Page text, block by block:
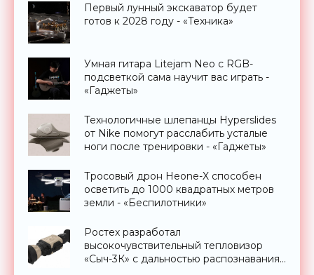
Первый лунный экскаватор будет
готов к 2028 году - «Техника»
Умная гитара Litejam Neo с RGB-
подсветкой сама научит вас играть -
«Гаджеты»
Технологичные шлепанцы Hyperslides
от Nike помогут расслабить усталые
ноги после тренировки - «Гаджеты»
Тросовый дрон Heone-X способен
осветить до 1000 квадратных метров
земли - «Беспилотники»
Ростех разработал
высокочувствительный тепловизор
«Сыч-3К» с дальностью распознавания